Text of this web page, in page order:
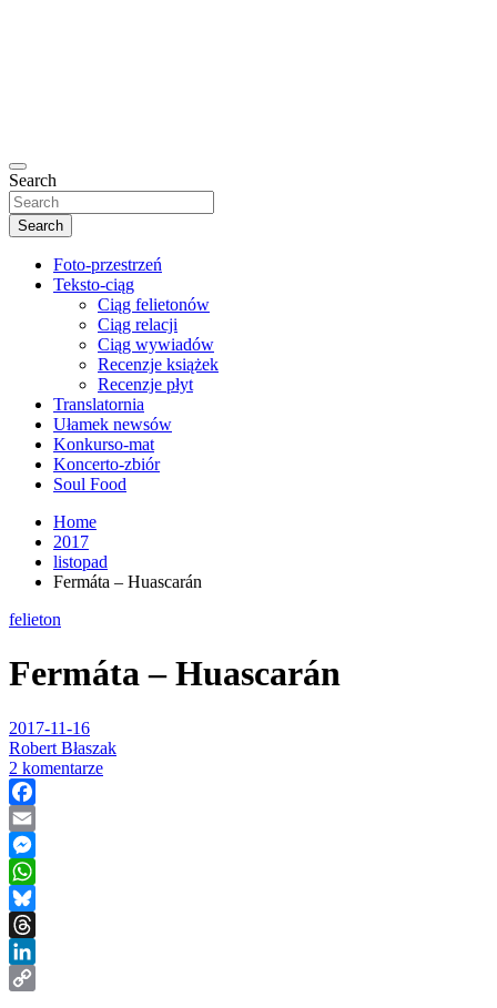
Search
Search
Foto-przestrzeń
Teksto-ciąg
Ciąg felietonów
Ciąg relacji
Ciąg wywiadów
Recenzje książek
Recenzje płyt
Translatornia
Ułamek newsów
Konkurso-mat
Koncerto-zbiór
Soul Food
Home
2017
listopad
Fermáta – Huascarán
felieton
Fermáta – Huascarán
2017-11-16
Robert Błaszak
2 komentarze
Facebook
Email
Messenger
WhatsApp
Bluesky
Threads
LinkedIn